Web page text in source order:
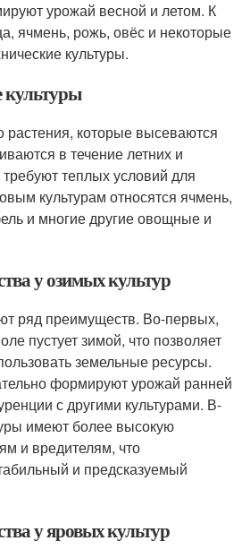
урожай весной и летом. К
ячмень, рожь, овёс и некоторые
культуры.
культуры
растения, которые высеваются
в течение летних и
теплых условий для
культурам относятся ячмень,
и многие другие овощные и
у озимых культур
ряд преимуществ. Во-первых,
пустует зимой, что позволяет
земельные ресурсы.
формируют урожай ранней
с другими культурами. В-
имеют более высокую
и вредителям, что
и предсказуемый
у яровых культур